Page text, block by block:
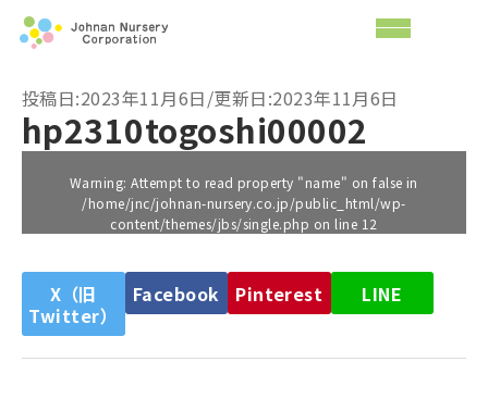
投稿日:2023年11月6日/更新日:2023年11月6日
hp2310togoshi00002
Warning: Attempt to read property "name" on false in
/home/jnc/johnan-nursery.co.jp/public_html/wp-
content/themes/jbs/single.php on line 12
X（旧
Twitter）
Facebook Pinterest LINE